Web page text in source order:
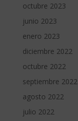
octubre 2023
junio 2023
enero 2023
diciembre 2022
octubre 2022
septiembre 2022
agosto 2022
julio 2022